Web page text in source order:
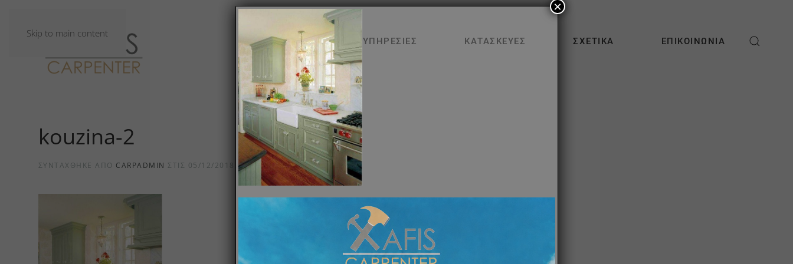
Skip to main content
ΑΡΧΙΚΉ ΥΠΗΡΕΣΊΕΣ ΚΑΤΑΣΚΕΥΈΣ ΣΧΕΤΙΚΆ ΕΠΙΚΟΙΝΩΝΊΑ
kouzina-2
ΣΥΝΤΆΧΘΗΚΕ ΑΠΌ CARPADMIN ΣΤΙΣ 05/12/2018
×